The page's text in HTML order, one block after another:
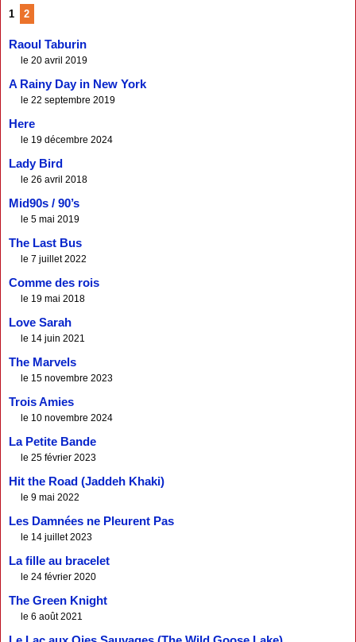
1 2
Raoul Taburin
le 20 avril 2019
A Rainy Day in New York
le 22 septembre 2019
Here
le 19 décembre 2024
Lady Bird
le 26 avril 2018
Mid90s / 90’s
le 5 mai 2019
The Last Bus
le 7 juillet 2022
Comme des rois
le 19 mai 2018
Love Sarah
le 14 juin 2021
The Marvels
le 15 novembre 2023
Trois Amies
le 10 novembre 2024
La Petite Bande
le 25 février 2023
Hit the Road (Jaddeh Khaki)
le 9 mai 2022
Les Damnées ne Pleurent Pas
le 14 juillet 2023
La fille au bracelet
le 24 février 2020
The Green Knight
le 6 août 2021